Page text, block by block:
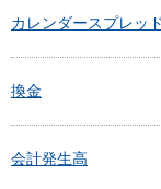
カレンダースプレッ
換金
会計発生高